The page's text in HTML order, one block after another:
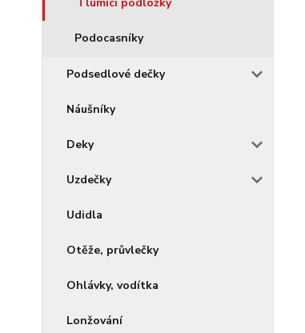
Podocasníky
Podsedlové dečky
Náušníky
Deky
Uzdečky
Udidla
Otěže, průvlečky
Ohlávky, vodítka
Lonžování